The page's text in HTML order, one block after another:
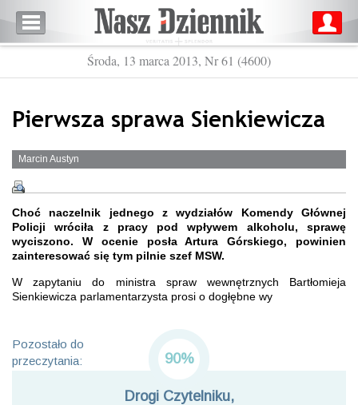
Środa, 13 marca 2013, Nr 61 (4600)
Pierwsza sprawa Sienkiewicza
Marcin Austyn
Choć naczelnik jednego z wydziałów Komendy Głównej
Policji wróciła z pracy pod wpływem alkoholu, sprawę
wyciszono. W ocenie posła Artura Górskiego, powinien
zainteresować się tym pilnie szef MSW.
W zapytaniu do ministra spraw wewnętrznych Bartłomieja
Sienkiewicza parlamentarzysta prosi o dogłębne wy
Pozostało do
przeczytania:
90%
Drogi Czytelniku,